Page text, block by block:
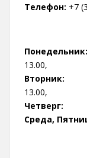
Телефон: +7
Понедельник:
13.00,
Вторник:
13.00,
Четверг:
Среда,